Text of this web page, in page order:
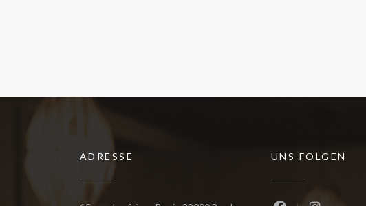
ADRESSE UNS FOLGEN